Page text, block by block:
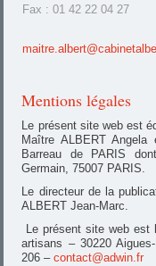
Fax : 01 42 22 04 27
Mentions légales
Le présent site web est
Maître ALBERT
Barreau de PARIS
Germain, 75007 PARIS.
Le directeur de la
ALBERT Jean-Marc.
Le présent site web est
artisans – 30220
206 –contact@adwin.fr